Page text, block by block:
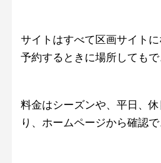
サイトはすべて区画サイト
予約するときに場所してもで
料金はシーズンや、平日、
り、ホームページから確認で